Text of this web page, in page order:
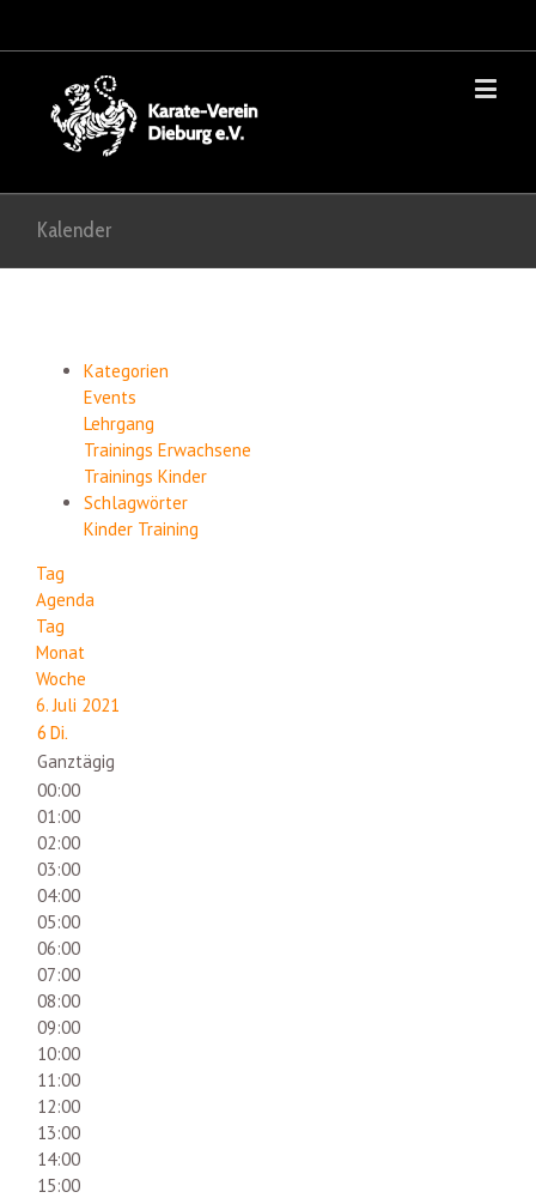
Kalender
Kategorien
Events
Lehrgang
Trainings Erwachsene
Trainings Kinder
Schlagwörter
Kinder Training
Tag
Agenda
Tag
Monat
Woche
6. Juli 2021
6 Di.
Ganztägig
00:00
01:00
02:00
03:00
04:00
05:00
06:00
07:00
08:00
09:00
10:00
11:00
12:00
13:00
14:00
15:00